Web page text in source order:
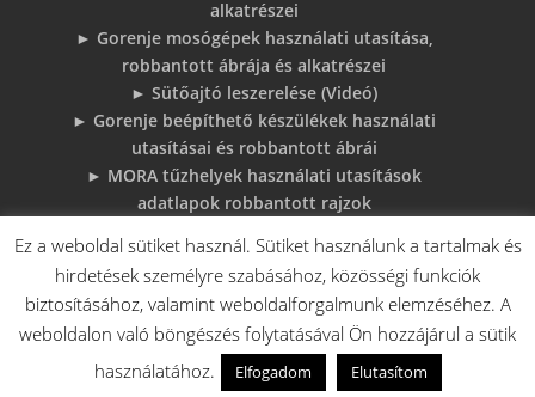
alkatrészei
► Gorenje mosógépek használati utasítása,
robbantott ábrája és alkatrészei
► Sütőajtó leszerelése (Videó)
► Gorenje beépíthető készülékek használati
utasításai és robbantott ábrái
► MORA tűzhelyek használati utasítások
adatlapok robbantott rajzok
megoldások
► 6 gyakori sütő hiba, és megoldások
♦Gorenje Háztartásigépek adattábláiról:
Ez a weboldal sütiket használ. Sütiket használunk a tartalmak és
hirdetések személyre szabásához, közösségi funkciók
biztosításához, valamint weboldalforgalmunk elemzéséhez. A
weboldalon való böngészés folytatásával Ön hozzájárul a sütik
használatához.
Elfogadom Elutasítom